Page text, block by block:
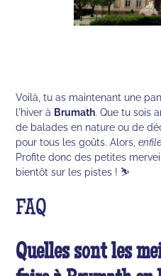
Voilà, tu as maintenant une
l'hiver à Brumath. Que tu sois
de balades en nature ou de
pour tous les goûts. Alors,
Profite donc des petites
bientôt sur les pistes ! ⛷️
FAQ
Quelles sont les